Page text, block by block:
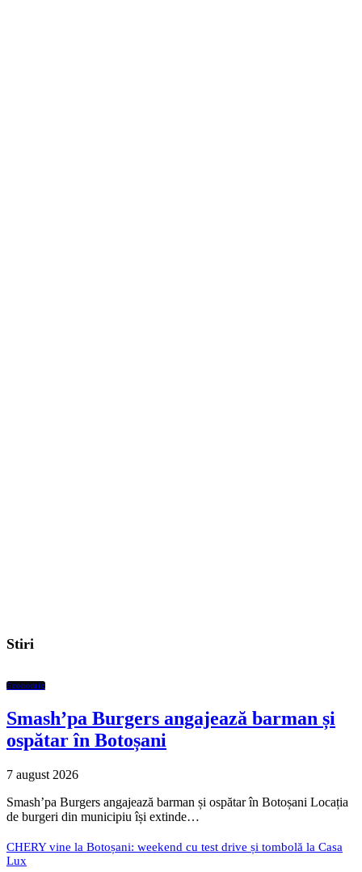
Stiri
Economic
Smash’pa Burgers angajează barman și
ospătar în Botoșani
7 august 2026
Smash’pa Burgers angajează barman și ospătar în Botoșani Locația
de burgeri din municipiu își extinde…
CHERY vine la Botoșani: weekend cu test drive și tombolă la Casa
Lux